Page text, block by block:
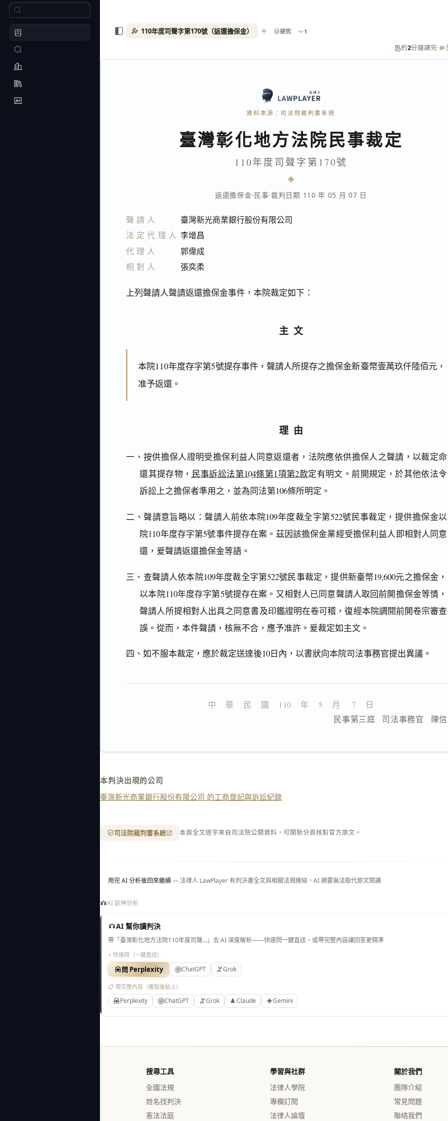
約2分鐘讀完·
資料來源：司法院裁判書系統
臺灣彰化地方法院民事裁定
110年度司聲字第170號
返還擔保金·民事·裁判日期 110 年 05 月 07 日
聲請人
臺灣新光商業銀行股份有限公司
法定代理人 李增昌
代理人
郭偉成
相對人
張奕柔
上列聲請人聲請返還擔保金事件，本院裁定如下：
主文
本院110年度存字第5號提存事件，聲請人所提存之擔保金新臺幣壹萬玖仟陸佰元，
准予返還。
理由
一、按供擔保人證明受擔保利益人同意返還者，法院應依供擔保人之聲請，以裁定
還其提存物， 民事訴訟法第104條第1項第2款定有明文。前開規定，於其他依法
訴訟上之擔保者準用之，並為同法第106條所明定。
二、聲請意旨略以：聲請人前依本院109年度裁全字第522號民事裁定，提供擔保金
院110年度存字第5號事件提存在案。茲因該擔保金業經受擔保利益人即相對人同
還，爰聲請返還擔保金等語。
三、查聲請人依本院109年度裁全字第522號民事裁定，提供新臺幣19,600元之擔保金
以本院110年度存字第5號提存在案。又相對人已同意聲請人取回前開擔保金等情
聲請人所提相對人出具之同意書及印鑑證明在卷可稽，復經本院調閱前開卷宗審
誤。從而，本件聲請，核無不合，應予准許。爰裁定如主文。
四、如不服本裁定，應於裁定送達後10日內，以書狀向本院司法事務官提出異議。
中    華    民    國    110    年    5    月     7    日
民事第三庭   司法事務官   陳
本判決出現的公司
臺灣新光商業銀行股份有限公司 的工商登記與訴訟紀錄
司法院裁判書系統 本頁全文逐字來自司法院公開資料，可開新分頁核對官方原文。
用完 AI 分析後回來繼續— 法律人 LawPlayer 有判決書全文與相關法規連結，AI 摘要無法取代原文閱讀
AI 延伸分析
AI 幫你讀判決
帶「臺灣彰化地方法院110年度司聲…」去 AI 深度解析——快速問一鍵直送，或帶完整內容讓回答更精準
⚡ 快速問（一鍵直送）
問 Perplexity ChatGPT Grok
📋 帶完整內容（複製後貼上）
Perplexity ChatGPT Grok Claude Gemini
搜尋工具
全國法規
姓名找判決
憲法法庭
學習與社群
法律人學院
專欄訂閱
法律人論壇
關於我們
團隊介紹
常見問題
聯絡我們
110年度司聲字第170號（返還擔保金） 研究 1